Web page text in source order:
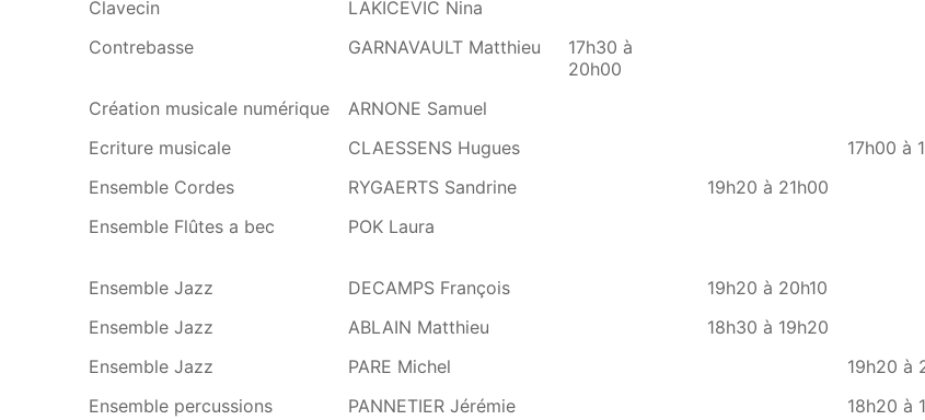
Clavecin
LAKICEVIC Nina
Contrebasse
GARNAVAULT Matthieu
17h30 à
20h00
Création musicale numérique
ARNONE Samuel
Ecriture musicale
CLAESSENS Hugues
17h00 à
Ensemble Cordes
RYGAERTS Sandrine
19h20 à 21h00
Ensemble Flûtes a bec
POK Laura
Ensemble Jazz
DECAMPS François
19h20 à 20h10
Ensemble Jazz
ABLAIN Matthieu
18h30 à 19h20
Ensemble Jazz
PARE Michel
19h20 à
Ensemble percussions
PANNETIER Jérémie
18h20 à